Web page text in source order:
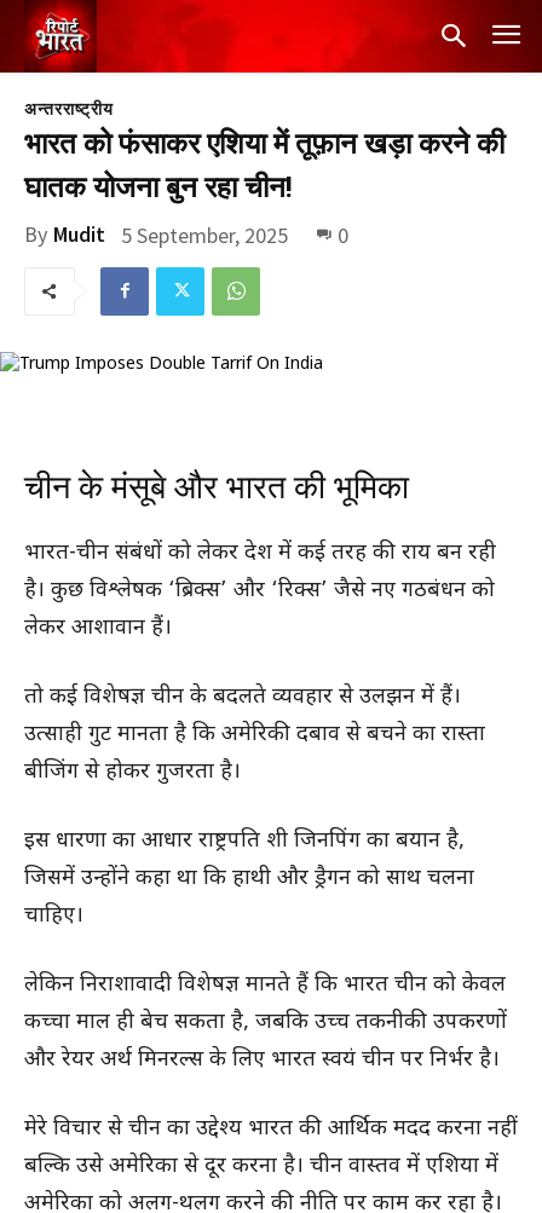
अन्तरराष्ट्रीय
भारत को फंसाकर एशिया में तूफ़ान खड़ा करने की
घातक योजना बुन रहा चीन!
By Mudit 5 September, 2025 0
चीन के मंसूबे और भारत की भूमिका
भारत-चीन संबंधों को लेकर देश में कई तरह की राय बन रही
है। कुछ विश्लेषक ‘ब्रिक्स’ और ‘रिक्स’ जैसे नए गठबंधन को
लेकर आशावान हैं।
तो कई विशेषज्ञ चीन के बदलते व्यवहार से उलझन में हैं।
उत्साही गुट मानता है कि अमेरिकी दबाव से बचने का रास्ता
बीजिंग से होकर गुजरता है।
इस धारणा का आधार राष्ट्रपति शी जिनपिंग का बयान है,
जिसमें उन्होंने कहा था कि हाथी और ड्रैगन को साथ चलना
चाहिए।
लेकिन निराशावादी विशेषज्ञ मानते हैं कि भारत चीन को केवल
कच्चा माल ही बेच सकता है, जबकि उच्च तकनीकी उपकरणों
और रेयर अर्थ मिनरल्स के लिए भारत स्वयं चीन पर निर्भर है।
मेरे विचार से चीन का उद्देश्य भारत की आर्थिक मदद करना नहीं
बल्कि उसे अमेरिका से दूर करना है। चीन वास्तव में एशिया में
अमेरिका को अलग-थलग करने की नीति पर काम कर रहा है।